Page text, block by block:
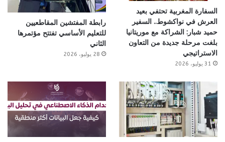
السفارة المغربية تحتفي بعيد
العرش في نواكشوط.. السفير
حميد شبار: الشراكة مع موريتانيا
بلغت مرحلة جديدة من التعاون
الاستراتيجي
31 يوليو، 2026
رابطة المفتشين المقاطعيين
للتعليم الأساسي تفتتح مؤتمرها
الثاني
28 يوليو، 2026